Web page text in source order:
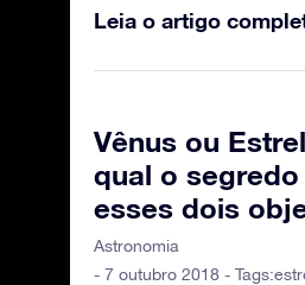
Leia o artigo
Vênus ou
qual o segredo
esses dois
Astronomia
- 7 outubro 2018 - Tags: